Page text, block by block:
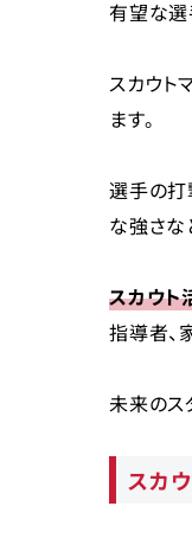
有望な選
スカウト
ます。
選手の打
な強さな
スカウト
指導者、
未来のス
スカ